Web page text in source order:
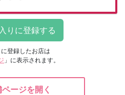
登録したお店は
」に表示されます。
ージを開く